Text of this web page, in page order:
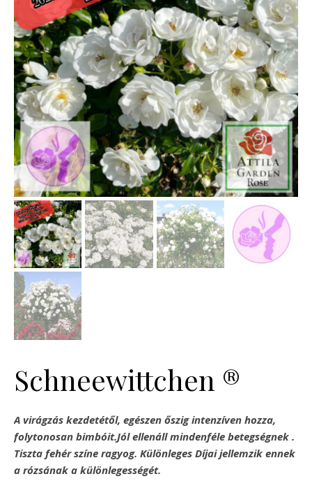
Schneewittchen ®
A virágzás kezdetétől, egészen őszig intenzíven hozza,
folytonosan bimbóit.Jól ellenáll mindenféle betegségnek .
Tiszta fehér színe ragyog. Különleges Díjai jellemzik ennek
a rózsának a különlegességét.